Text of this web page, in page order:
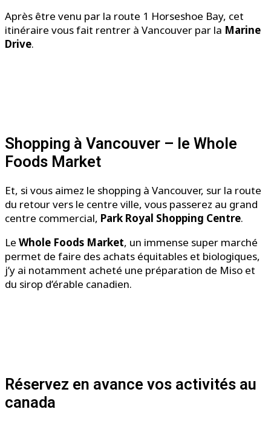
Après être venu par la route 1 Horseshoe Bay, cet
itinéraire vous fait rentrer à Vancouver par la Marine
Drive.
Shopping à Vancouver – le Whole
Foods Market
Et, si vous aimez le shopping à Vancouver, sur la route
du retour vers le centre ville, vous passerez au grand
centre commercial, Park Royal Shopping Centre.
Le Whole Foods Market, un immense super marché
permet de faire des achats équitables et biologiques,
j’y ai notamment acheté une préparation de Miso et
du sirop d’érable canadien.
Réservez en avance vos activités au
canada